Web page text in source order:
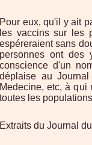
Pour eux, qu'il y ait
les vaccins sur les
espéreraient sans
personnes ont des
conscience d'un
déplaise au
Medecine, etc, à
toutes les
Extraits du Journal